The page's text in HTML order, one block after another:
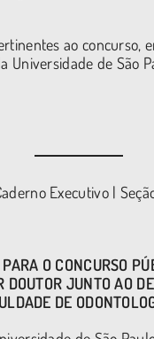
ao concurso,
Universidade de São
Executivo |
O CONCURSO
JUNTO AO
DE